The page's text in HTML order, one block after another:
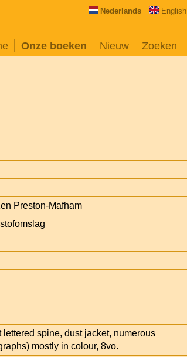
Nederlands English
Onze boeken Nieuw Zoeken
Preston-Mafham
spine, dust jacket, numerous
mostly in colour, 8vo.